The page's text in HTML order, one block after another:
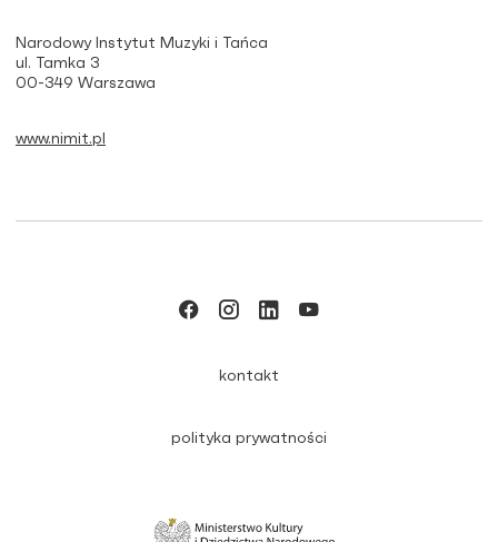
Narodowy Instytut Muzyki i Tańca
ul. Tamka 3
00-349 Warszawa
www.nimit.pl
kontakt
polityka prywatności